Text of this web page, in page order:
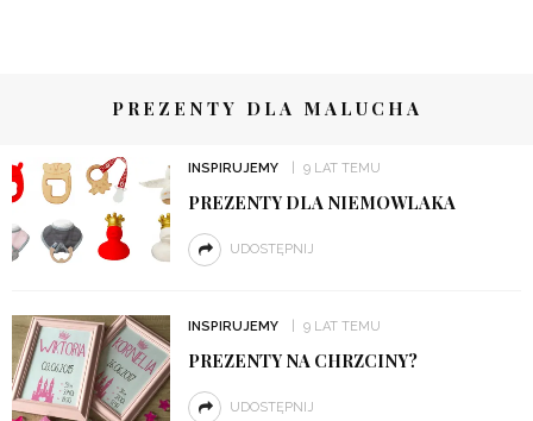
PREZENTY DLA MALUCHA
INSPIRUJEMY 9 LAT TEMU
PREZENTY DLA NIEMOWLAKA
UDOSTĘPNIJ
INSPIRUJEMY 9 LAT TEMU
PREZENTY NA CHRZCINY?
UDOSTĘPNIJ